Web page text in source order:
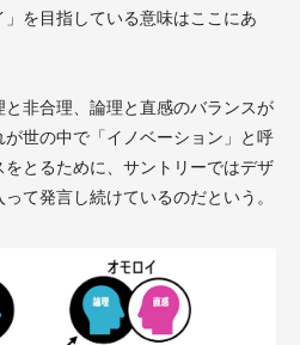
を目指している意味はここにあ
と非合理、論理と直感のバランスが
世の中で「イノベーション」と呼
とるために、サントリーではデザ
て発言し続けているのだという。